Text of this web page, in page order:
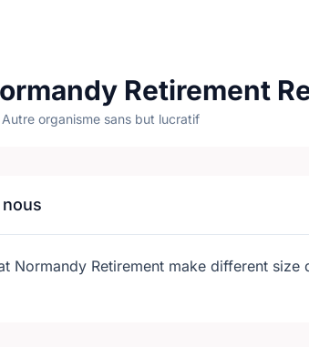
Retirement
Autre organisme sans but lucratif
Normandy Retirement make different